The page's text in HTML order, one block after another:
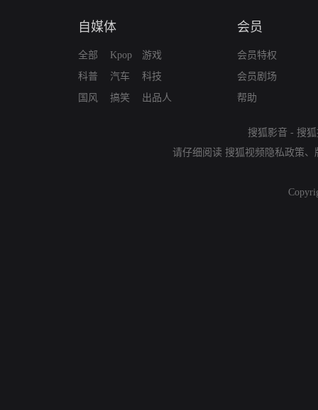
自媒体
全部
科普
国风
Kpop
汽车
搞笑
游戏
科技
出品人
会员
会员特权
会员剧场
帮助
搜狐影音 - 搜
请仔细阅读 搜狐视频隐私政策、